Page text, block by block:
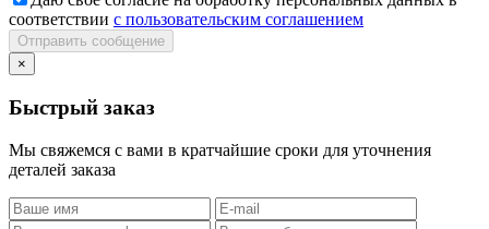
соответствии с пользовательским соглашением
Отправить сообщение
×
Быстрый заказ
Мы свяжемся с вами в кратчайшие сроки для уточнения
деталей заказа